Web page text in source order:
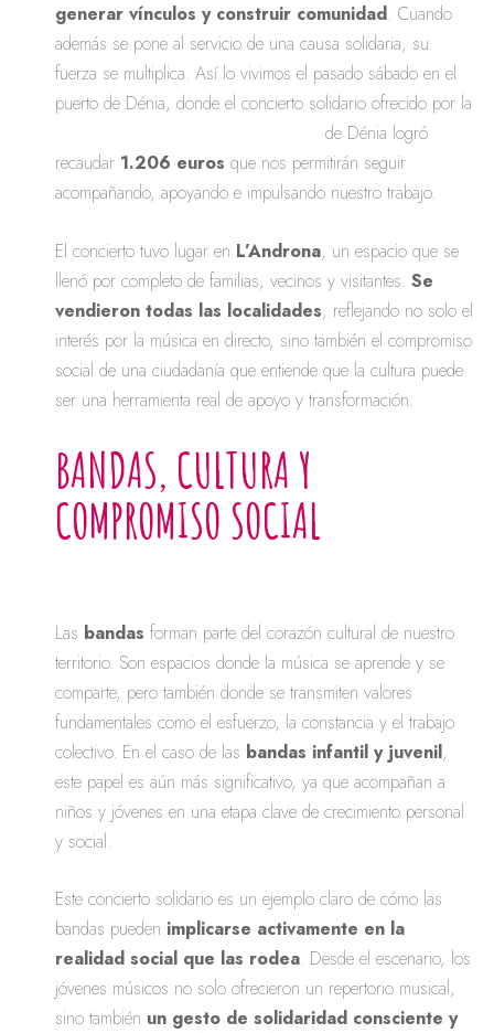
generar vínculos y construir comunidad. Cuando
además se pone al servicio de una causa solidaria, su
fuerza se multiplica. Así lo vivimos el pasado sábado en el
puerto de Dénia, donde el concierto solidario ofrecido por la
de Dénia logró
recaudar 1.206 euros que nos permitirán seguir
acompañando, apoyando e impulsando nuestro trabajo.
El concierto tuvo lugar en L’Androna, un espacio que se
llenó por completo de familias, vecinos y visitantes.Se
vendieron todas las localidades, reflejando no solo el
interés por la música en directo, sino también el compromiso
social de una ciudadanía que entiende que la cultura puede
ser una herramienta real de apoyo y transformación.
BANDAS, CULTURA Y
COMPROMISO SOCIAL
Las bandas forman parte del corazón cultural de nuestro
territorio. Son espacios donde la música se aprende y se
comparte, pero también donde se transmiten valores
fundamentales como el esfuerzo, la constancia y el trabajo
colectivo. En el caso de las bandas infantil y juvenil,
este papel es aún más significativo, ya que acompañan a
niños y jóvenes en una etapa clave de crecimiento personal
y social.
Este concierto solidario es un ejemplo claro de cómo las
bandas pueden implicarse activamente en la
realidad social que las rodea. Desde el escenario, los
jóvenes músicos no solo ofrecieron un repertorio musical,
sino también un gesto de solidaridad consciente y